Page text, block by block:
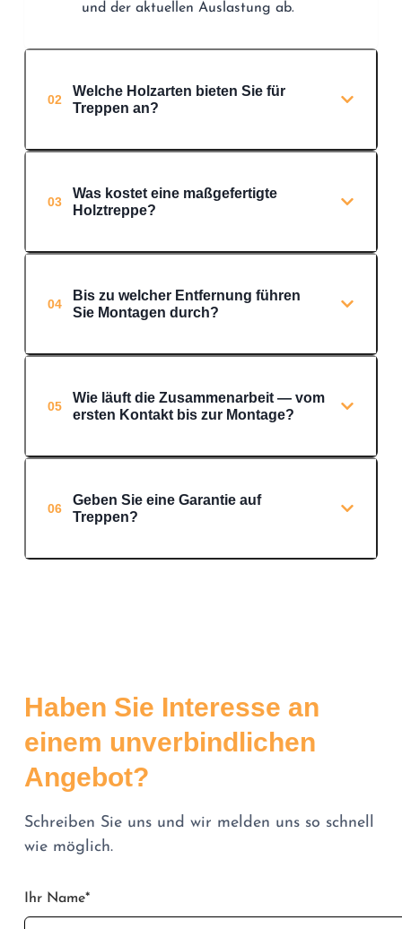
und der aktuellen Auslastung ab.
02
Welche Holzarten bieten Sie für
Treppen an?
03
Was kostet eine maßgefertigte
Holztreppe?
04
Bis zu welcher Entfernung führen
Sie Montagen durch?
05
Wie läuft die Zusammenarbeit — vom
ersten Kontakt bis zur Montage?
06
Geben Sie eine Garantie auf
Treppen?
Haben Sie Interesse an
einem unverbindlichen
Angebot?
Schreiben Sie uns und wir melden uns so schnell
wie möglich.
Ihr Name*